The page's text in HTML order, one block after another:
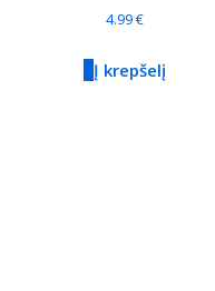
4.99€
Į krepšelį